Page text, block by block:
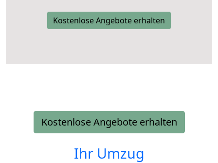
Kostenlose Angebote erhalten
Kostenlose Angebote erhalten
Ihr Umzug